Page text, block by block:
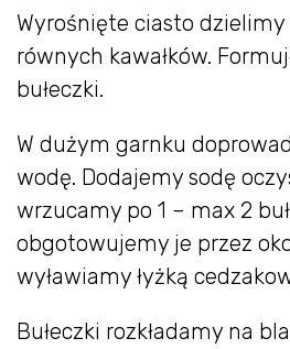
Wyrośnięte ciasto dzielimy
równych kawałków.
bułeczki.
W dużym garnku
wodę. Dodajemy sodę
wrzucamy po 1 – max 2
obgotowujemy je przez
wyławiamy łyżką
Bułeczki rozkładamy na